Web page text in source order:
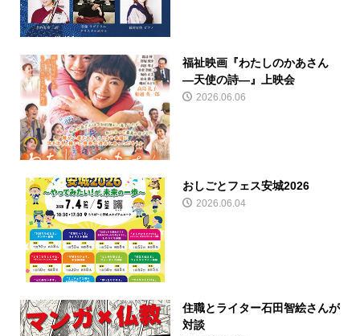
福祉映画『わたしのかあさん
―天使の詩―』上映会
2026.06.06
おしごとフェス安城2026
2026.06.04
住職とライター石田智絵さんが
対談